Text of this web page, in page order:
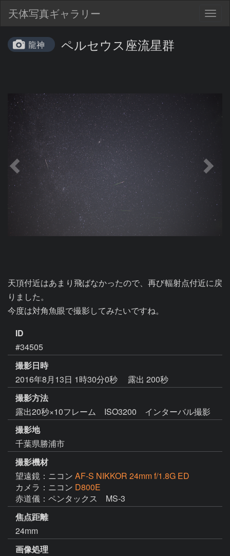
天体写真ギャラリー
龍神 ペルセウス座流星群
天頂付近はあまり飛ばなかったので、再び輻射点付近に戻
りました。
今度は対角魚眼で撮影してみたいですね。
ID
#34505
撮影日時
2016年8月13日 1時30分0秒
露出 200秒
撮影方法
露出20秒×10フレーム ISO3200 インターバル撮影
撮影地
千葉県勝浦市
撮影機材
望遠鏡：ニコン AF-S NIKKOR 24mm f/1.8G ED
カメラ：ニコン D800E
赤道儀：ペンタックス　MS-3
焦点距離
24mm
画像処理